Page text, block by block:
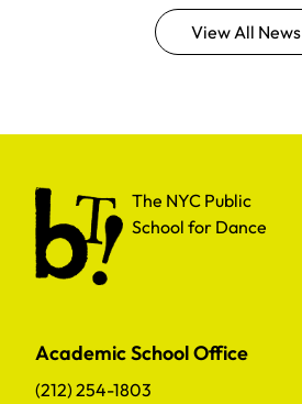
View All News
The NYC Public School for Dance
The NYC Public
School for Dance
Academic School Office
(212) 254-1803